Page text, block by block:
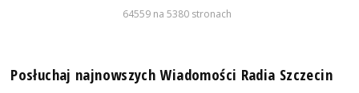
64559 na 5380 stronach
Posłuchaj najnowszych Wiadomości Radia Szczecin